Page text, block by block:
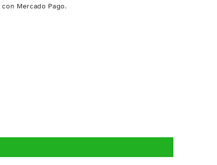
con Mercado Pago.